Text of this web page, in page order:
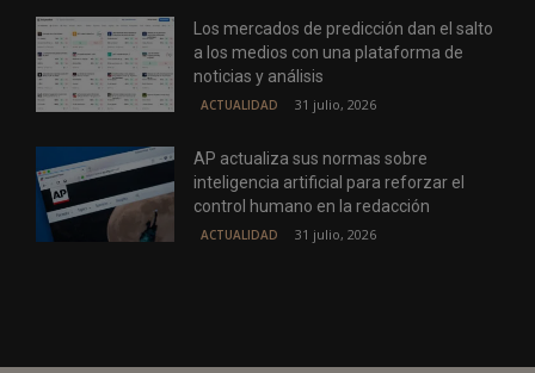
Los mercados de predicción dan el salto
a los medios con una plataforma de
noticias y análisis
ACTUALIDAD 31 julio, 2026
AP actualiza sus normas sobre
inteligencia artificial para reforzar el
control humano en la redacción
ACTUALIDAD 31 julio, 2026